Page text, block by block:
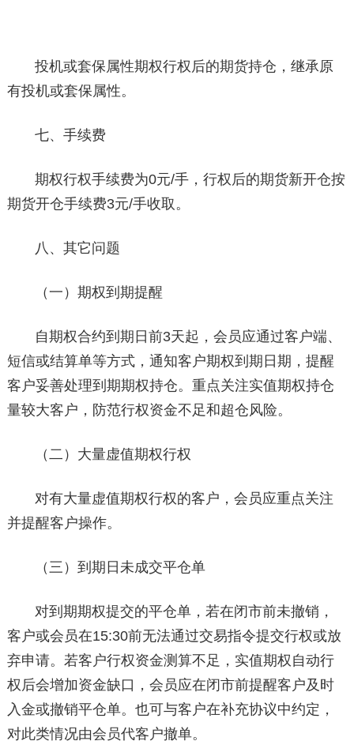
投机或套保属性期权行权后的期货持仓，继承原
有投机或套保属性。
七、手续费
期权行权手续费为0元/手，行权后的期货新开仓按
期货开仓手续费3元/手收取。
八、其它问题
（一）期权到期提醒
自期权合约到期日前3天起，会员应通过客户端、
短信或结算单等方式，通知客户期权到期日期，提醒
客户妥善处理到期期权持仓。重点关注实值期权持仓
量较大客户，防范行权资金不足和超仓风险。
（二）大量虚值期权行权
对有大量虚值期权行权的客户，会员应重点关注
并提醒客户操作。
（三）到期日未成交平仓单
对到期期权提交的平仓单，若在闭市前未撤销，
客户或会员在15:30前无法通过交易指令提交行权或放
弃申请。若客户行权资金测算不足，实值期权自动行
权后会增加资金缺口，会员应在闭市前提醒客户及时
入金或撤销平仓单。也可与客户在补充协议中约定，
对此类情况由会员代客户撤单。